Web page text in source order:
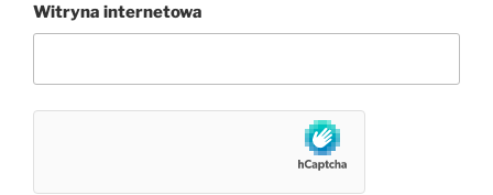
Witryna internetowa